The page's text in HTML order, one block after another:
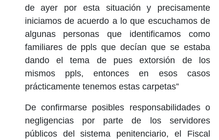
de ayer por esta situación y precisamente
iniciamos de acuerdo a lo que escuchamos de
algunas personas que identificamos como
familiares de ppls que decían que se estaba
dando el tema de pues extorsión de los
mismos ppls, entonces en esos casos
prácticamente tenemos estas carpetas”
De confirmarse posibles responsabilidades o
negligencias por parte de los servidores
públicos del sistema penitenciario, el Fiscal